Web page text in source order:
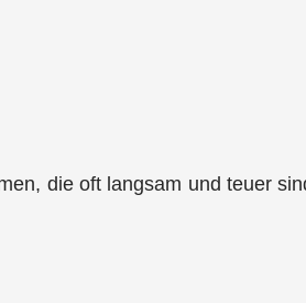
die oft langsam und teuer